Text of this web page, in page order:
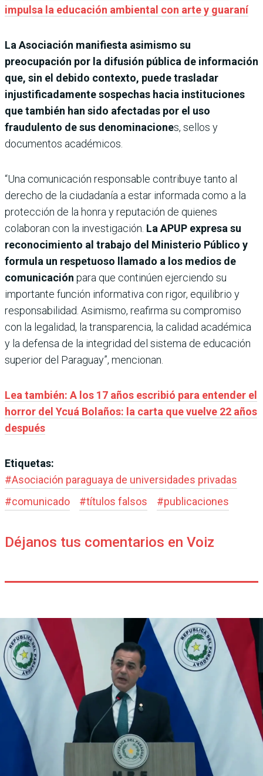
impulsa la educación ambiental con arte y guaraní
La Asociación manifiesta asimismo su
preocupación por la difusión pública de información
que, sin el debido contexto, puede trasladar
injustificadamente sospechas hacia instituciones
que también han sido afectadas por el uso
fraudulento de sus denominaciones, sellos y
documentos académicos.
“Una comunicación responsable contribuye tanto al
derecho de la ciudadanía a estar informada como a la
protección de la honra y reputación de quienes
colaboran con la investigación. La APUP expresa su
reconocimiento al trabajo del Ministerio Público y
formula un respetuoso llamado a los medios de
comunicación para que continúen ejerciendo su
importante función informativa con rigor, equilibrio y
responsabilidad. Asimismo, reafirma su compromiso
con la legalidad, la transparencia, la calidad académica
y la defensa de la integridad del sistema de educación
superior del Paraguay”, mencionan.
Lea también: A los 17 años escribió para entender el
horror del Ycuá Bolaños: la carta que vuelve 22 años
después
Etiquetas:
#Asociación paraguaya de universidades privadas
#comunicado #títulos falsos #publicaciones
Déjanos tus comentarios en Voiz